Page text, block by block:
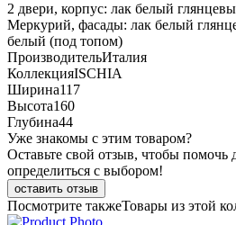
2 двери, корпус: лак белый
Меркурий, фасады: лак белый
белый (под топом)
ПроизводительИталия
КоллекцияISCHIA
Ширина117
Высота160
Глубина44
Уже знакомы с этим товаром?
Оставьте свой отзыв, чтобы помочь
определиться с выбором!
оставить отзыв
Посмотрите такжеТовары из этой